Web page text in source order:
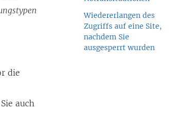
die
auch
Wiedererlangen des
Zugriffs auf eine Site,
nachdem Sie
ausgesperrt wurden